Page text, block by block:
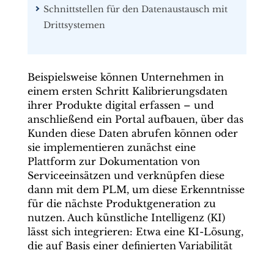
Schnittstellen für den Datenaustausch mit
Drittsystemen
Beispielsweise können Unternehmen in
einem ersten Schritt Kalibrierungsdaten
ihrer Produkte digital erfassen – und
anschließend ein Portal aufbauen, über das
Kunden diese Daten abrufen können oder
sie implementieren zunächst eine
Plattform zur Dokumentation von
Serviceeinsätzen und verknüpfen diese
dann mit dem PLM, um diese Erkenntnisse
für die nächste Produktgeneration zu
nutzen. Auch künstliche Intelligenz (KI)
lässt sich integrieren: Etwa eine KI-Lösung,
die auf Basis einer definierten Variabilität